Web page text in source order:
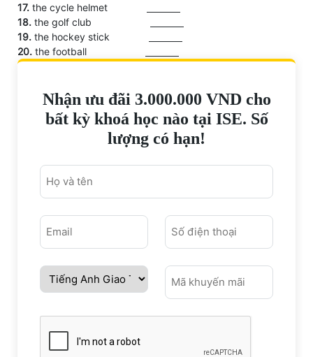
17. the cycle helmet
18. the golf club
19. the hockey stick
20. the football
Nhận ưu đãi 3.000.000 VND cho
bất kỳ khoá học nào tại ISE. Số
lượng có hạn!